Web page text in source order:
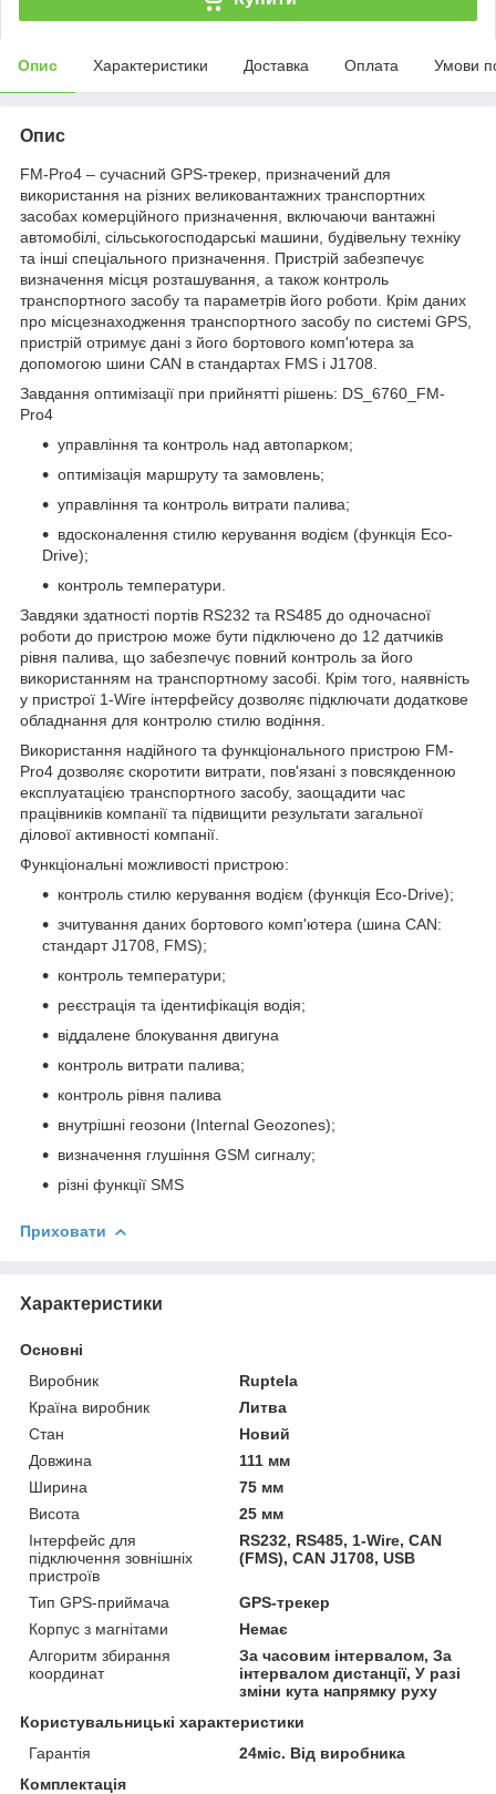
Опис Характеристики Доставка Оплата Умови
Опис
FM-Pro4 – сучасний GPS-трекер, призначений для
використання на різних великовантажних транспортних
засобах комерційного призначення, включаючи вантажні
автомобілі, сільськогосподарські машини, будівельну техніку
та інші спеціального призначення. Пристрій забезпечує
визначення місця розташування, а також контроль
транспортного засобу та параметрів його роботи. Крім даних
про місцезнаходження транспортного засобу по системі GPS,
пристрій отримує дані з його бортового комп'ютера за
допомогою шини CAN в стандартах FMS і J1708.
Завдання оптимізації при прийнятті рішень: DS_6760_FM-
Pro4
управління та контроль над автопарком;
оптимізація маршруту та замовлень;
управління та контроль витрати палива;
вдосконалення стилю керування водієм (функція Eco-
Drive);
контроль температури.
Завдяки здатності портів RS232 та RS485 до одночасної
роботи до пристрою може бути підключено до 12 датчиків
рівня палива, що забезпечує повний контроль за його
використанням на транспортному засобі. Крім того, наявність
у пристрої 1-Wire інтерфейсу дозволяє підключати додаткове
обладнання для контролю стилю водіння.
Використання надійного та функціонального пристрою FM-
Pro4 дозволяє скоротити витрати, пов'язані з повсякденною
експлуатацією транспортного засобу, заощадити час
працівників компанії та підвищити результати загальної
ділової активності компанії.
Функціональні можливості пристрою:
контроль стилю керування водієм (функція Eco-Drive);
зчитування даних бортового комп'ютера (шина CAN:
стандарт J1708, FMS);
контроль температури;
реєстрація та ідентифікація водія;
віддалене блокування двигуна
контроль витрати палива;
контроль рівня палива
внутрішні геозони (Internal Geozones);
визначення глушіння GSM сигналу;
різні функції SMS
Приховати
Характеристики
Основні
Виробник
Ruptela
Країна виробник
Литва
Стан
Новий
Довжина
111 мм
Ширина
75 мм
Висота
25 мм
Інтерфейс для
підключення зовнішніх
пристроїв
RS232, RS485, 1-Wire, CAN
(FMS), CAN J1708, USB
Тип GPS-приймача
GPS-трекер
Корпус з магнітами
Немає
Алгоритм збирання
координат
За часовим інтервалом, За
інтервалом дистанції, У разі
зміни кута напрямку руху
Користувальницькі характеристики
Гарантія
24міс. Від виробника
Комплектація